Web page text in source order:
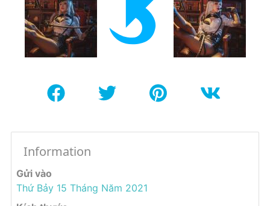
Information
Gửi vào
Thứ Bảy 15 Tháng Năm 2021